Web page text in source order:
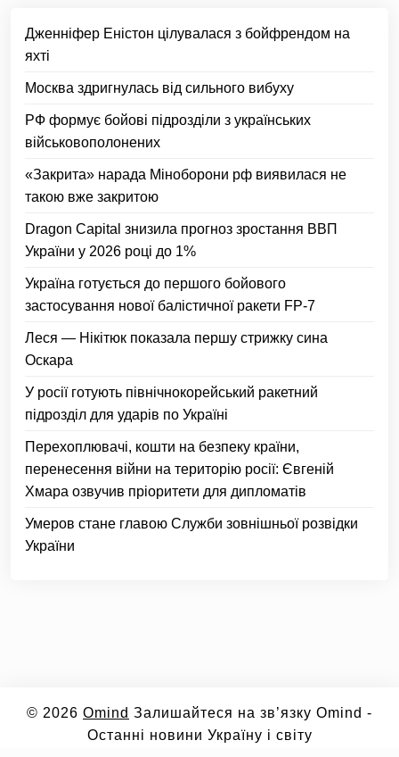
Дженніфер Еністон цілувалася з бойфрендом на
яхті
Москва здригнулась від сильного вибуху
РФ формує бойові підрозділи з українських
військовополонених
«Закрита» нарада Міноборони рф виявилася не
такою вже закритою
Dragon Capital знизила прогноз зростання ВВП
України у 2026 році до 1%
Україна готується до першого бойового
застосування нової балістичної ракети FP-7
Леся — Нікітюк показала першу стрижку сина
Оскара
У росії готують північнокорейський ракетний
підрозділ для ударів по Україні
Перехоплювачі, кошти на безпеку країни,
перенесення війни на територію росії: Євгеній
Хмара озвучив пріоритети для дипломатів
Умеров стане главою Служби зовнішньої розвідки
України
© 2026 Omind Залишайтеся на зв’язку Omind -
Останні новини Україну і світу